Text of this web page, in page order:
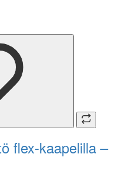
flex-kaapelilla –